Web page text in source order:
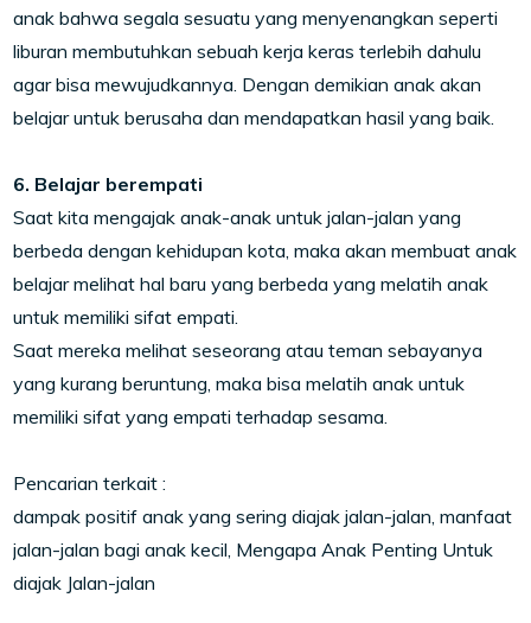
anak bahwa segala sesuatu yang menyenangkan seperti
liburan membutuhkan sebuah kerja keras terlebih dahulu
agar bisa mewujudkannya. Dengan demikian anak akan
belajar untuk berusaha dan mendapatkan hasil yang baik.
6. Belajar berempati
Saat kita mengajak anak-anak untuk jalan-jalan yang
berbeda dengan kehidupan kota, maka akan membuat anak
belajar melihat hal baru yang berbeda yang melatih anak
untuk memiliki sifat empati.
Saat mereka melihat seseorang atau teman sebayanya
yang kurang beruntung, maka bisa melatih anak untuk
memiliki sifat yang empati terhadap sesama.
Pencarian terkait :
dampak positif anak yang sering diajak jalan-jalan, manfaat
jalan-jalan bagi anak kecil, Mengapa Anak Penting Untuk
diajak Jalan-jalan